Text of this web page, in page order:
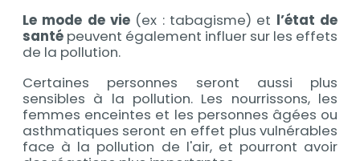
Le mode de vie(ex : tabagisme) et l’état de
santépeuvent également influer sur les effets
de la pollution.
Certaines personnes seront aussi plus
sensibles à la pollution. Les nourrissons, les
femmes enceintes et les personnes âgées ou
asthmatiques seront en effet plus vulnérables
face à la pollution de l'air, et pourront avoir